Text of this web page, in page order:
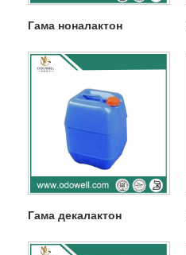
Гама ноналактон
Гама декалактон